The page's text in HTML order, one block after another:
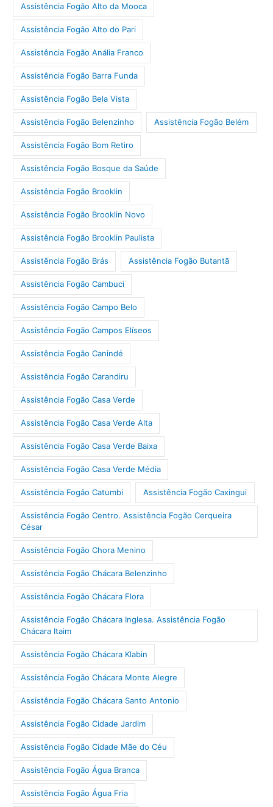
Assistência Fogão Alto da Mooca
Assistência Fogão Alto do Pari
Assistência Fogão Anália Franco
Assistência Fogão Barra Funda
Assistência Fogão Bela Vista
Assistência Fogão Belenzinho Assistência Fogão Belém
Assistência Fogão Bom Retiro
Assistência Fogão Bosque da Saúde
Assistência Fogão Brooklin
Assistência Fogão Brooklin Novo
Assistência Fogão Brooklin Paulista
Assistência Fogão Brás Assistência Fogão Butantã
Assistência Fogão Cambuci
Assistência Fogão Campo Belo
Assistência Fogão Campos Elíseos
Assistência Fogão Canindé
Assistência Fogão Carandiru
Assistência Fogão Casa Verde
Assistência Fogão Casa Verde Alta
Assistência Fogão Casa Verde Baixa
Assistência Fogão Casa Verde Média
Assistência Fogão Catumbi Assistência Fogão Caxingui
Assistência Fogão Centro. Assistência Fogão Cerqueira
César
Assistência Fogão Chora Menino
Assistência Fogão Chácara Belenzinho
Assistência Fogão Chácara Flora
Assistência Fogão Chácara Inglesa. Assistência Fogão
Chácara Itaim
Assistência Fogão Chácara Klabin
Assistência Fogão Chácara Monte Alegre
Assistência Fogão Chácara Santo Antonio
Assistência Fogão Cidade Jardim
Assistência Fogão Cidade Mãe do Céu
Assistência Fogão Água Branca
Assistência Fogão Água Fria